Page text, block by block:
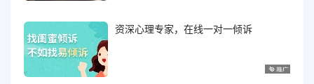
资深心理专家，在线一对一倾诉